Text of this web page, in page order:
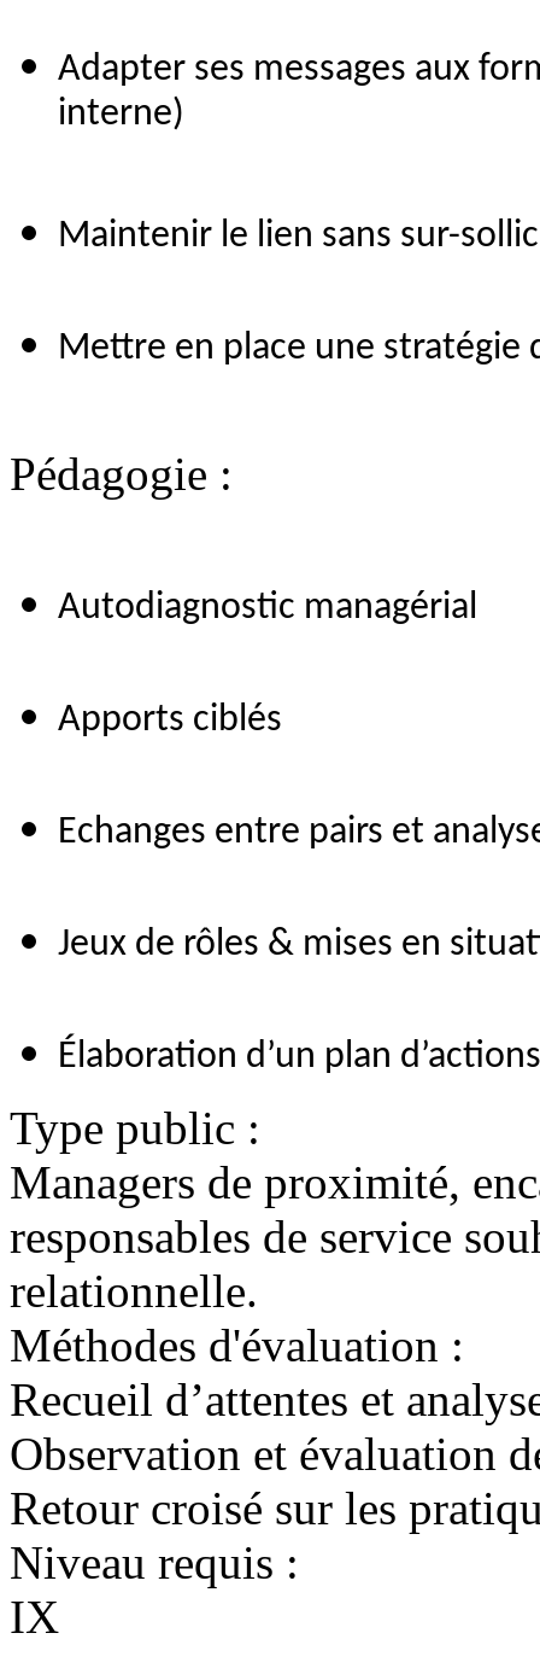
Adapter ses messages aux
interne)
Maintenir le lien sans sur-
Mettre en place une
Pédagogie :
Autodiagnostic managérial
Apports ciblés
Echanges entre pairs et
Jeux de rôles & mises en
Élaboration d’un plan
Type public :
Managers de proximité,
responsables de service
relationnelle.
Méthodes d'évaluation :
Recueil d’attentes et
Observation et évaluation
Retour croisé sur les
Niveau requis :
IX